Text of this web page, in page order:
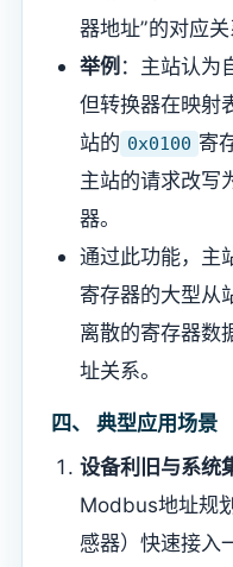
器地址”的对应关
​举例​ ：主站认为
但转换器在映射
站的 0x0100 寄
主站的请求改写
器。
通过此功能，主
寄存器的大型从
离散的寄存器数
址关系。
​四、 典型应用场景​
设备利旧与系统
Modbus地址规
感器）快速接入